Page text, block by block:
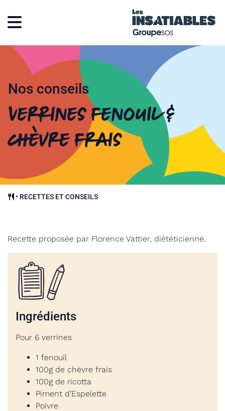
Nos conseils
Verrines fenouil &
chèvre frais
• RECETTES ET CONSEILS
Recette proposée par Florence Vattier, diététicienne.
Ingrédients
Pour 6 verrines
1 fenouil
100g de chèvre frais
100g de ricotta
Piment d’Espelette
Poivre